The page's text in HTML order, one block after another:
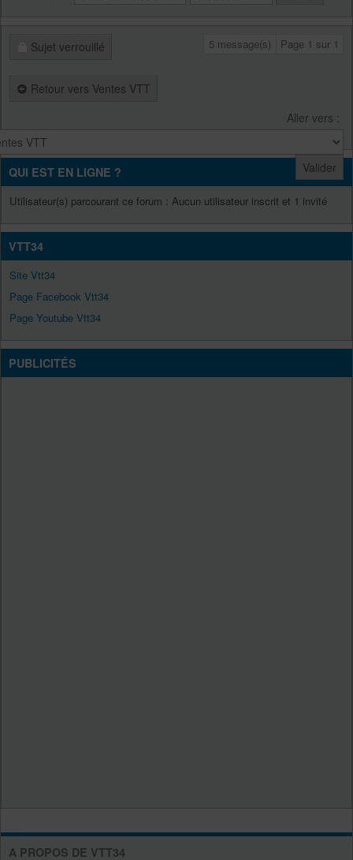
Sujet verrouillé 5 message(s) Page 1 sur 1
Retour vers Ventes VTT
Aller vers :
QUI EST EN LIGNE ?
Utilisateur(s) parcourant ce forum : Aucun utilisateur inscrit et 1 invité
VTT34
Site Vtt34
Page Facebook Vtt34
Page Youtube Vtt34
PUBLICITÉS
A PROPOS DE VTT34